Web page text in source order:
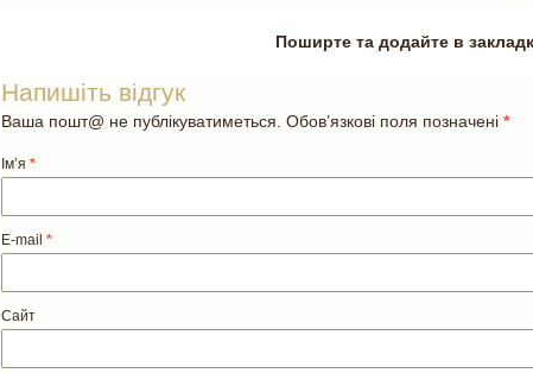
Поширте та додайте в
Напишіть відгук
Ваша пошт@ не публікуватиметься. Обов’язкові поля позначені *
Ім’я *
E-mail *
Сайт